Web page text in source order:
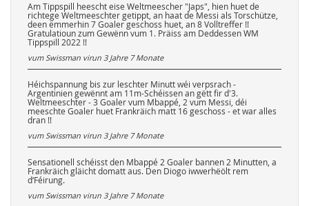
Am Tippspill heescht eise Weltmeescher "Japs", hien huet de
richtege Weltmeeschter getippt, an haat de Messi als Torschütze,
deen ëmmerhin 7 Goaler geschoss huet, an 8 Volltreffer !!
Gratulatioun zum Gewënn vum 1. Präiss am Deddessen WM
Tippspill 2022 !!
vum Swissman virun 3 Jahre 7 Monate
Héichspannung bis zur leschter Minutt wéi verpsrach -
Argentinien gewënnt am 11m-Schéissen an gëtt fir d'3.
Weltmeeschter - 3 Goaler vum Mbappé, 2 vum Messi, déi
meeschte Goaler huet Frankräich matt 16 geschoss - et war alles
dran !!
vum Swissman virun 3 Jahre 7 Monate
Sensationell schéisst den Mbappé 2 Goaler bannen 2 Minutten, a
Frankräich gläicht domatt aus. Den Diogo iwwerhëölt rem
d‘Féirung.
vum Swissman virun 3 Jahre 7 Monate